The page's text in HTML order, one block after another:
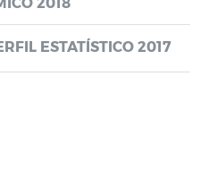
ESTATÍSTICO 2017